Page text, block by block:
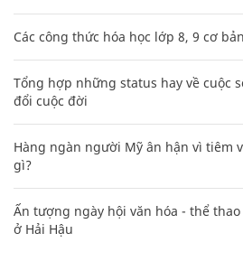
Các công thức hóa học lớp 8, 9 cơ
Tổng hợp những status hay về cuộc
đổi cuộc đời
Hàng ngàn người Mỹ ân hận vì tiêm
gì?
Ấn tượng ngày hội văn hóa - thể
ở Hải Hậu